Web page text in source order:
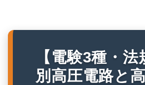
【電験3種・
別高圧電路と